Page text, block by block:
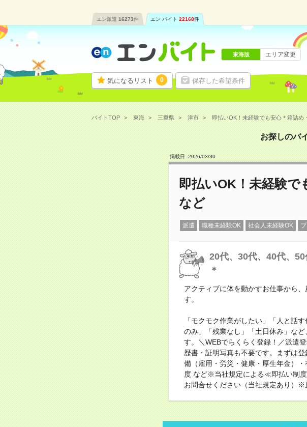
エン派遣 16273件 エン バイト 22168件
気になるリスト 0 保存した希望条件
東海版 エリア変更
バイトTOP 東海 三重県 津市 即払いOK！未経験でも安心＊箱詰め
お探しのバ
掲載日 :2026/03/30
即払いOK！未経験で
など
派遣 職種未経験OK 社会人未経験OK
20代、30代、40代、
＊
アクティブに体を動かすお仕事から
す。
「モクモク作業がしたい」「人と話
のみ」「残業なし」「土日休み」な
す。＼WEBでらくらく登録！／派遣
歴書・証明写真も不要です。まずは
備（雇用・労災・健康・厚生年金）
度 など※当社規定による≪即払い制
お問合せください（当社規定あり）